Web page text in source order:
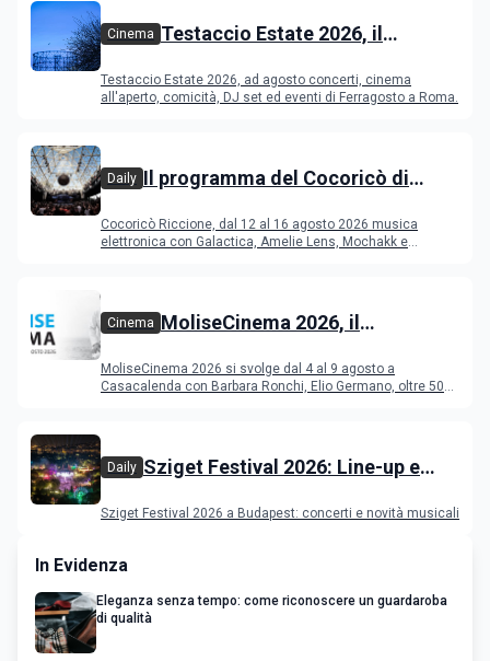
Cinema Testaccio Estate 2026, il
Ferragosto
Testaccio Estate 2026, ad agosto concerti, cinema
all'aperto, comicità, DJ set ed eventi di Ferragosto a Roma.
Daily Il programma del Cocoricò di
Cocoricò Riccione, dal 12 al 16 agosto 2026 musica
elettronica con Galactica, Amelie Lens, Mochakk e
Cinema MoliseCinema 2026, il
MoliseCinema 2026 si svolge dal 4 al 9 agosto a
Casacalenda con Barbara Ronchi, Elio Germano, oltre 50
Daily Sziget Festival 2026: Line-up e
Sziget Festival 2026 a Budapest: concerti e novità musicali
In Evidenza
Eleganza senza tempo: come riconoscere un guardaroba
di qualità